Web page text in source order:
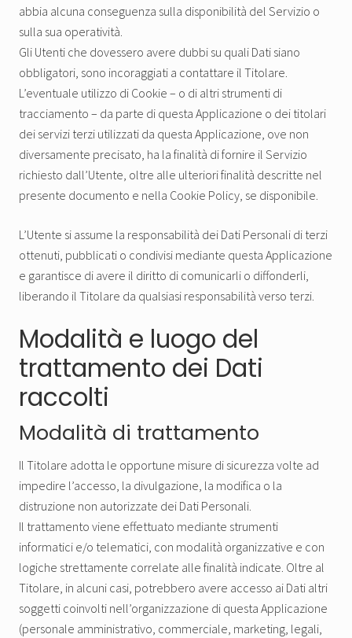
abbia alcuna conseguenza sulla disponibilità del Servizio o
sulla sua operatività.
Gli Utenti che dovessero avere dubbi su quali Dati siano
obbligatori, sono incoraggiati a contattare il Titolare.
L’eventuale utilizzo di Cookie – o di altri strumenti di
tracciamento – da parte di questa Applicazione o dei titolari
dei servizi terzi utilizzati da questa Applicazione, ove non
diversamente precisato, ha la finalità di fornire il Servizio
richiesto dall’Utente, oltre alle ulteriori finalità descritte nel
presente documento e nella Cookie Policy, se disponibile.
L’Utente si assume la responsabilità dei Dati Personali di terzi
ottenuti, pubblicati o condivisi mediante questa Applicazione
e garantisce di avere il diritto di comunicarli o diffonderli,
liberando il Titolare da qualsiasi responsabilità verso terzi.
Modalità e luogo del
trattamento dei Dati
raccolti
Modalità di trattamento
Il Titolare adotta le opportune misure di sicurezza volte ad
impedire l’accesso, la divulgazione, la modifica o la
distruzione non autorizzate dei Dati Personali.
Il trattamento viene effettuato mediante strumenti
informatici e/o telematici, con modalità organizzative e con
logiche strettamente correlate alle finalità indicate. Oltre al
Titolare, in alcuni casi, potrebbero avere accesso ai Dati altri
soggetti coinvolti nell’organizzazione di questa Applicazione
(personale amministrativo, commerciale, marketing, legali,